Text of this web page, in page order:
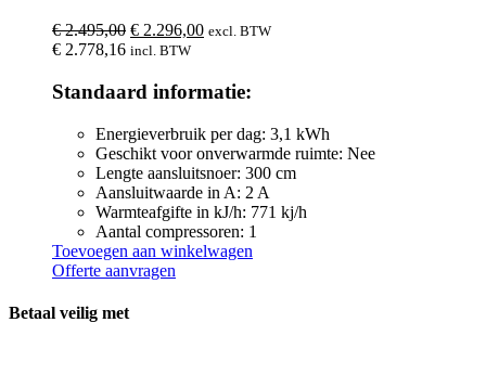
€2.495,00 Oorspronkelijke
prijs
€ 2.495,00.
€ 2.296,00Huidige
€ 2.296,00.
excl. BTW
€ 2.778,16 incl. BTW
Standaard informatie:
Energieverbruik per dag: 3,1 kWh
Geschikt voor onverwarmde ruimte: Nee
Lengte aansluitsnoer: 300 cm
Aansluitwaarde in A: 2 A
Warmteafgifte in kJ/h: 771 kj/h
Aantal compressoren: 1
Toevoegen aan winkelwagen
Offerte aanvragen
Betaal veilig met